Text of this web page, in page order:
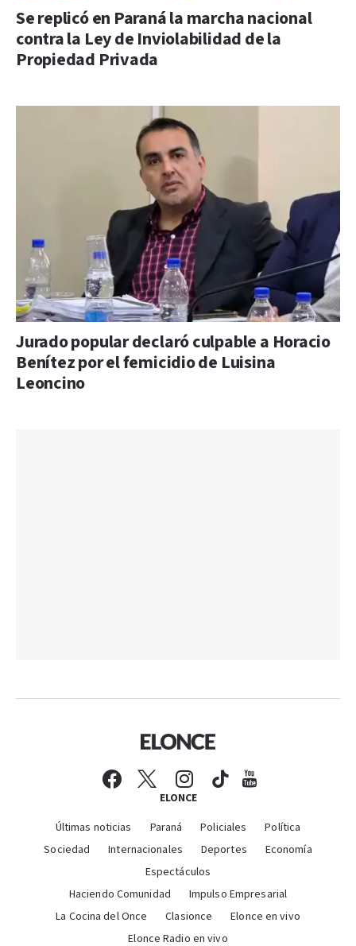
Se replicó en Paraná la marcha nacional
contra la Ley de Inviolabilidad de la
Propiedad Privada
Jurado popular declaró culpable a Horacio
Benítez por el femicidio de Luisina
Leoncino
ELONCE
Últimas noticias Paraná Policiales
Política
Sociedad
Internacionales Deportes
Economía
Espectáculos
Haciendo Comunidad
Impulso Empresarial
La Cocina del Once
Clasionce
Elonce en vivo
Elonce Radio en vivo